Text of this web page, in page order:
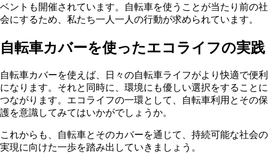
ベントも開催されています。自転車を使うことが当たり前の社
会にするため、私たち一人一人の行動が求められています。
自転車カバーを使ったエコライフの実践
自転車カバーを使えば、日々の自転車ライフがより快適で便利
になります。それと同時に、環境にも優しい選択をすることに
つながります。エコライフの一環として、自転車利用とその保
護を意識してみてはいかがでしょうか。
これからも、自転車とそのカバーを通じて、持続可能な社会の
実現に向けた一歩を踏み出していきましょう。